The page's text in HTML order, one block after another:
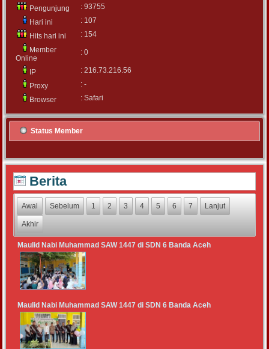
Pengunjung
: 93755
Hari ini
: 107
Hits hari ini
: 154
Member
Online
: 0
IP
: 216.73.216.56
Proxy
: -
Browser
: Safari
Status Member
Berita
Awal Sebelum 1 2 3 4 5 6 7 Lanjut
Akhir
Maulid Nabi Muhammad SAW 1447 di SDN 6 Banda Aceh
Maulid Nabi Muhammad SAW 1447 di SDN 6 Banda Aceh